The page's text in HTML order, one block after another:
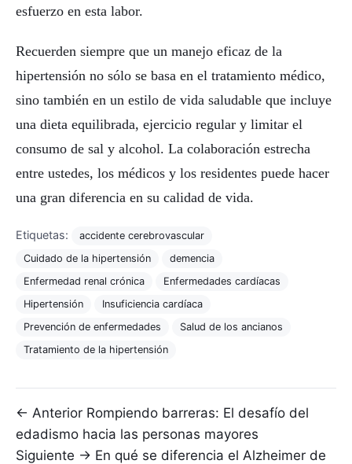
esfuerzo en esta labor.
Recuerden siempre que un manejo eficaz de la
hipertensión no sólo se basa en el tratamiento médico,
sino también en un estilo de vida saludable que incluye
una dieta equilibrada, ejercicio regular y limitar el
consumo de sal y alcohol. La colaboración estrecha
entre ustedes, los médicos y los residentes puede hacer
una gran diferencia en su calidad de vida.
Etiquetas:
accidente cerebrovascular
Cuidado de la hipertensión
demencia
Enfermedad renal crónica
Enfermedades cardíacas
Hipertensión
Insuficiencia cardíaca
Prevención de enfermedades
Salud de los ancianos
Tratamiento de la hipertensión
Navegación de entradas
← Anterior Rompiendo barreras: El desafío del
edadismo hacia las personas mayores
Siguiente → En qué se diferencia el Alzheimer de